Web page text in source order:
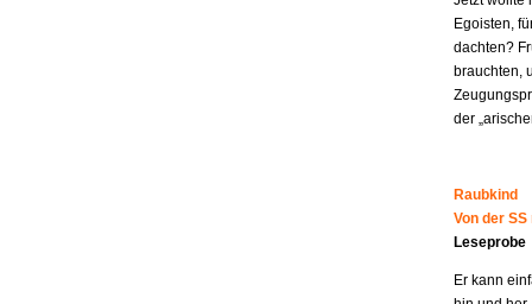
Egoisten,
dachten?
brauchten,
der
Raubkind
Von der
Leseprobe
Er kann